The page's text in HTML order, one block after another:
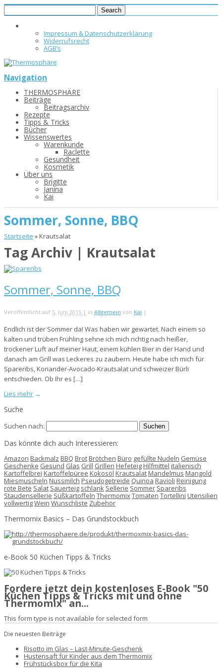
Impressum & Datenschutzerklärung
Widerrufsrecht
AGB’s
Navigation
THERMOSPHÄRE
Beiträge
Beitragsarchiv
Rezepte
Tipps & Tricks
Bücher
Wissenswertes
Warenkunde
Raclette
Gesundheit
Kosmetik
Über uns
Brigitte
Janina
Kai
Sommer, Sonne, BBQ
Startseite »Krautsalat
Tag Archiv | Krautsalat
Sommer, Sonne, BBQ
Veröffentlicht auf 5. Juni 2015 | in Allgemein von Kai |
Endlich ist der Sommer da! Was haben wir gewartet. Nach einem so
kalten und trüben Frühling sehne ich mich richtig nach heißer,
trockener Luft auf meiner Haut, einem kühlen Bier in der Hand und
danach am Grill was Leckeres zu zaubern. Heute habe ich mich für
Spareribs, Koriander-Avocado-Krautsalat und schweizer Bürli
entschieden. Ob Ihr es […]
Lies mehr →
Suche
Suchen nach:
Das könnte dich auch Interessieren:
Amazon Backmalz BBQ BrotBrötchen Büro gefüllte Nudeln Gemüse
Geschenke Gesund Glas Grill Grillen HefeteigHilfmittel italienisch
Kartoffelbrei Kartoffelpüree Kokosöl KrautsalatMandelmus Mangold
Miesmuscheln Nussmilch Pseudogetreide Quinoa Ravioli Reinigung
rote Bete Salat Sauerteig schlank Sellerie Sommer Spareribs
Staudensellerie Süßkartoffeln ThermomixTomaten Tortellini Utensilien
vollwertigWein Wunschliste Zubehör
Thermomix Basics – Das Grundstockbuch
e-Book 50 Küchen Tipps & Tricks
Fordere jetzt dein kostenloses E-Book "50
Küchen Tipps & Tricks mit und ohne
Thermomix" an...
This form type is not available for selected form
Die neuesten Beiträge
Risotto im Glas – Last-Minute-Geschenk
Hustensaft für Kinder aus dem Thermomix
Frühstücksbox für die Kita